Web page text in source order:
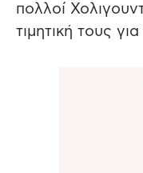
πολλοί
τιμητική τους